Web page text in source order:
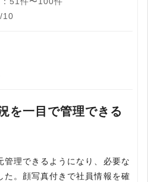
10
を一目で管理できる
管理できるようになり、必要な
た。顔写真付きで社員情報を確